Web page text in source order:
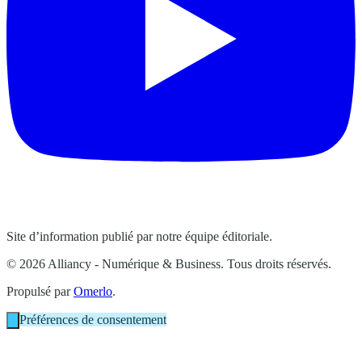
Site d’information publié par notre équipe éditoriale.
© 2026 Alliancy - Numérique & Business. Tous droits réservés.
Propulsé parOmerlo.
Préférences de consentement